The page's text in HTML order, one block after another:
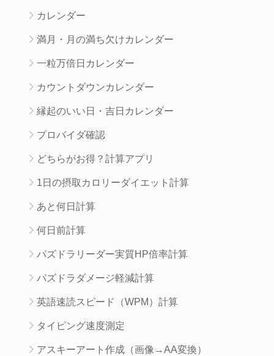
カレンダー
満月・月の満ち欠けカレンダー
一粒万倍日カレンダー
カウントダウンカレンダー
縁起のいい日・吉日カレンダー
プロバイダ確認
どちらがお得？計算アプリ
1日の摂取カロリーダイエット計算
あと何日計算
何日前計算
パズドラリーダー実質HP倍率計算
パズドラダメージ軽減計算
英語速読スピード（WPM）計算
タイピング速度測定
アスキーアート作成（画像→AA変換）